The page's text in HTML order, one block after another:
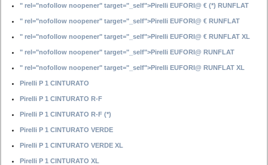
" rel="nofollow noopener" target="_self">Pirelli EUFORI@ € (*) RUNFLAT
" rel="nofollow noopener" target="_self">Pirelli EUFORI@ € RUNFLAT
" rel="nofollow noopener" target="_self">Pirelli EUFORI@ € RUNFLAT XL
" rel="nofollow noopener" target="_self">Pirelli EUFORI@ RUNFLAT
" rel="nofollow noopener" target="_self">Pirelli EUFORI@ RUNFLAT XL
Pirelli P 1 CINTURATO
Pirelli P 1 CINTURATO R-F
Pirelli P 1 CINTURATO R-F (*)
Pirelli P 1 CINTURATO VERDE
Pirelli P 1 CINTURATO VERDE XL
Pirelli P 1 CINTURATO XL